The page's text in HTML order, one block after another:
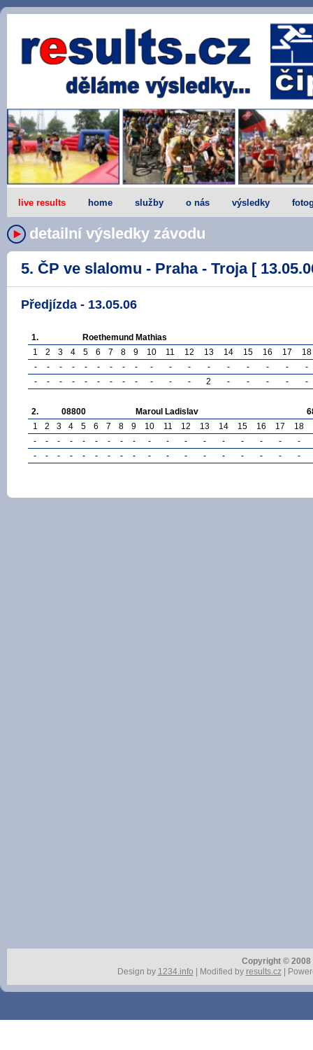
live results home služby o nás výsledky
detailní výsledky závodu
5. ČP ve slalomu - Praha - Troja [
Předjízda - 13.05.06
1.
Roethemund Mathias
1
2 3 4 5 6 7 8 9 10 11 12 13 14 15 16 17
18
-
- - - - - - - - - - - - - - - -
-
-
- - - - - - - - - - - 2 - - - - -
2. 08800 Maroul Ladislav
1
2 3 4 5 6 7 8 9 10 11 12 13 14 15 16 17
18
-
- - - - - - - - - - - - - - - -
-
-
- - - - - - - - - - - - - - - - -
Copyright ©
Design by 1234.info | Modified by results.cz|